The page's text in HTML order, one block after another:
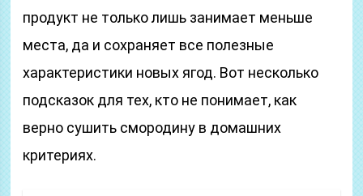
продукт не только лишь занимает меньше
места, да и сохраняет все полезные
характеристики новых ягод. Вот несколько
подсказок для тех, кто не понимает, как
верно сушить смородину в домашних
критериях.